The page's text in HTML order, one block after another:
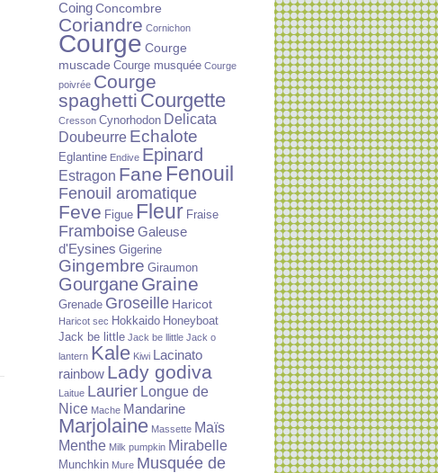
CoingConcombre
Coriandre Cornichon
Courge Courge
muscade Courge musquée Courge
poivrée Courge
spaghetti Courgette
Cresson Cynorhodon Delicata
Doubeurre Echalote
Eglantine Endive Epinard
Estragon Fane Fenouil
Fenouil aromatique
Feve Figue Fleur Fraise
FramboiseGaleuse
d'Eysines Gigerine
Gingembre Giraumon
GourganeGraine
Grenade Groseille Haricot
Haricot sec Hokkaido Honeyboat
Jack be little Jack be llittle Jack o
lantern Kale Kiwi
Lacinato
rainbow Lady godiva
Laitue Laurier Longue de
Nice Mache Mandarine
Marjolaine Massette Maïs
Menthe Milk pumpkin Mirabelle
Munchkin Mure Musquée de